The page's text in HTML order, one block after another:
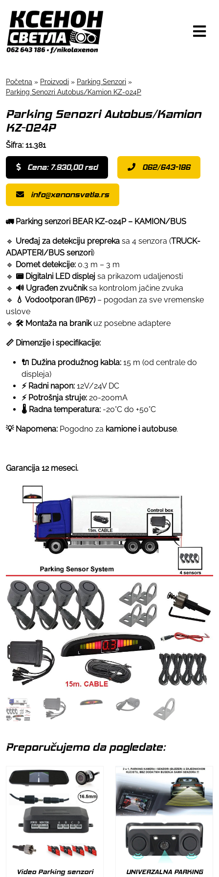
Početna » Proizvodi » Parking Senzori »
Parking Senozri Autobus/Kamion KZ-024P
Parking Senozri Autobus/Kamion
KZ-024P
Šifra: 11.381
Cena: 7.930,00 rsd 062/643-186
info@xenonsvetla.rs
🚛 Parking senzori BEAR KZ-024P – KAMION/BUS
🔹 Uređaj za detekciju prepreka sa 4 senzora (TRUCK-
ADAPTERI/BUS senzori)
🔹 Domet detekcije: 0.3 m – 3 m
🔹 📟 Digitalni LED displej sa prikazom udaljenosti
🔹 🔊 Ugrađen zvučniksa kontrolom jačine zvuka
🔹
💧 Vodootporan (IP67)– pogodan za sve vremenske
uslove
🔹 🛠️ Montaža na branikuz posebne adaptere
📏 Dimenzije i specifikacije:
🔌 Dužina produžnog kabla: 15 m (od centrale do
displeja)
⚡ Radni napon: 12V/24V DC
⚡ Potrošnja struje: 20-200mA
🌡️ Radna temperatura: -20°C do +50°C
💡 Napomena: Pogodno za kamione i autobuse.
Garancija 12 meseci.
Preporučujemo da pogledate:
Video Parking senzori
UNIVERZALNA PARKING